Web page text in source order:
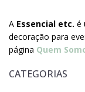
A Essencial etc. é
decoração para
página Quem
CATEGORIAS